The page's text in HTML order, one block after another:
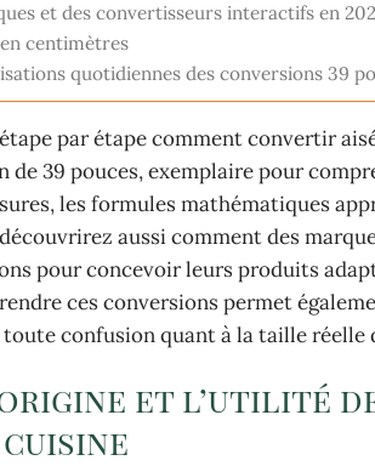
et des convertisseurs interactifs en
centimètres
quotidiennes des conversions 39
par étape comment convertir
39 pouces, exemplaire pour
les formules mathématiques
aussi comment des
pour concevoir leurs produits
ces conversions permet
confusion quant à la taille réelle
et l’utilité